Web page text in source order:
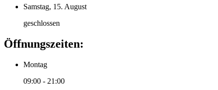
Samstag, 15. August
geschlossen
Öffnungszeiten:
Montag
09:00 - 21:00